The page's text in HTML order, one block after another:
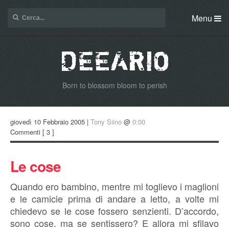
Menu
Born to blossom bloom to perish
giovedì 10 Febbraio 2005 | Tony Siino @ 0:00
Commenti [ 3 ]
Le cose
Quando ero bambino, mentre mi toglievo i maglioni
e le camicie prima di andare a letto, a volte mi
chiedevo se le cose fossero senzienti. D’accordo,
sono cose, ma se sentissero? E allora mi sfilavo